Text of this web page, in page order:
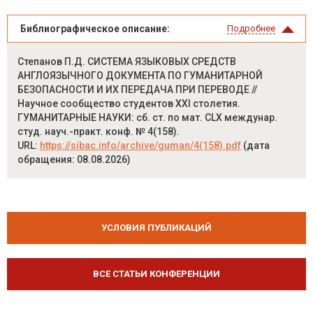
Библиографическое описание: Подробнее
Степанов П.Д. СИСТЕМА ЯЗЫКОВЫХ СРЕДСТВ
АНГЛОЯЗЫЧНОГО ДОКУМЕНТА ПО ГУМАНИТАРНОЙ
БЕЗОПАСНОСТИ И ИХ ПЕРЕДАЧА ПРИ ПЕРЕВОДЕ //
Научное сообщество студентов XXI столетия.
ГУМАНИТАРНЫЕ НАУКИ: сб. ст. по мат. CLX междунар.
студ. науч.-практ. конф. № 4(158).
URL: https://sibac.info/archive/guman/4(158).pdf (дата
обращения: 08.08.2026)
УСЛОВИЯ ПУБЛИКАЦИЙ
ВСЕ СТАТЬИ КОНФЕРЕНЦИИ